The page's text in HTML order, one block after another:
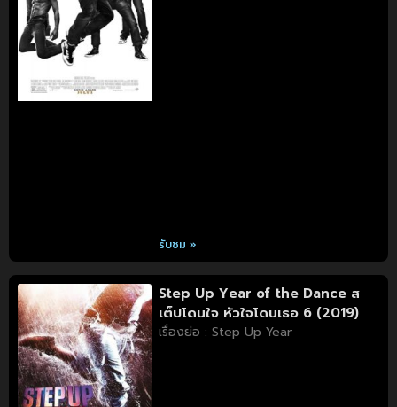
รับชม »
Step Up Year of the Dance ส
เต็ปโดนใจ หัวใจโดนเธอ 6 (2019)
เรื่องย่อ : Step Up Year